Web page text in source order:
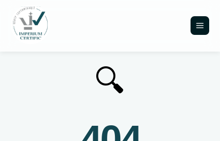
🔍